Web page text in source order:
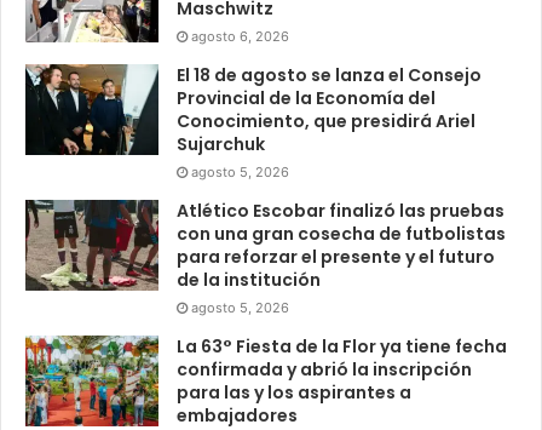
Maschwitz
agosto 6, 2026
El 18 de agosto se lanza el Consejo
Provincial de la Economía del
Conocimiento, que presidirá Ariel
Sujarchuk
agosto 5, 2026
Atlético Escobar finalizó las pruebas
con una gran cosecha de futbolistas
para reforzar el presente y el futuro
de la institución
agosto 5, 2026
La 63° Fiesta de la Flor ya tiene fecha
confirmada y abrió la inscripción
para las y los aspirantes a
embajadores